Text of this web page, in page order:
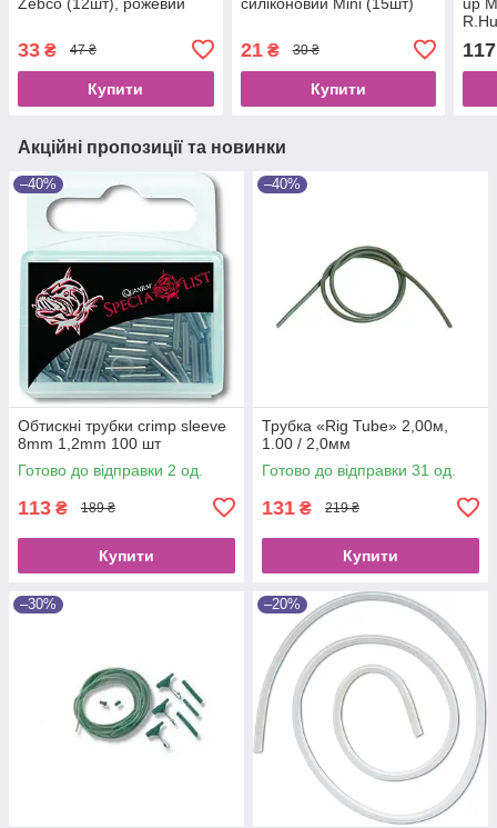
33 ₴ 47 ₴
Купити
21₴ 30 ₴
Купити
117
Акційні пропозиції та новинки
–40%
Обтискні трубки crimp sleeve
8mm 1,2mm 100 шт
Готово до відправки 2 од.
113 ₴ 189 ₴
Купити
–40%
Трубка «Rig Tube» 2,00м,
1.00 / 2,0мм
Готово до відправки 31 од.
131 ₴ 219 ₴
Купити
–30% –20%